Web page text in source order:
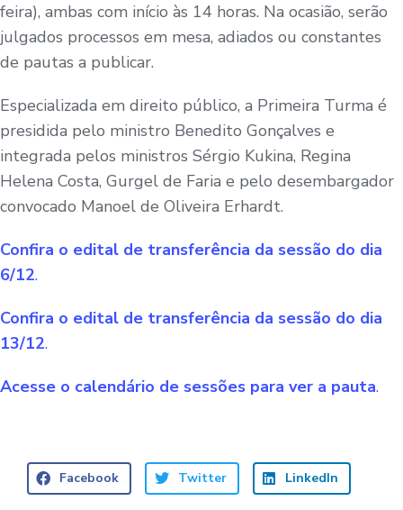
feira), ambas com início às 14 horas. Na ocasião, serão
julgados processos em mesa, adiados ou constantes
de pautas a publicar.
Especializada em direito público, a Primeira Turma é
presidida pelo ministro Benedito Gonçalves e
integrada pelos ministros Sérgio Kukina, Regina
Helena Costa, Gurgel de Faria e pelo desembargador
convocado Manoel de Oliveira Erhardt.
Confira o edital de transferência da sessão do dia
6/12.
Confira o edital de transferência da sessão do dia
13/12.
Acesse o calendário de sessões para ver a pauta.
Facebook Twitter LinkedIn